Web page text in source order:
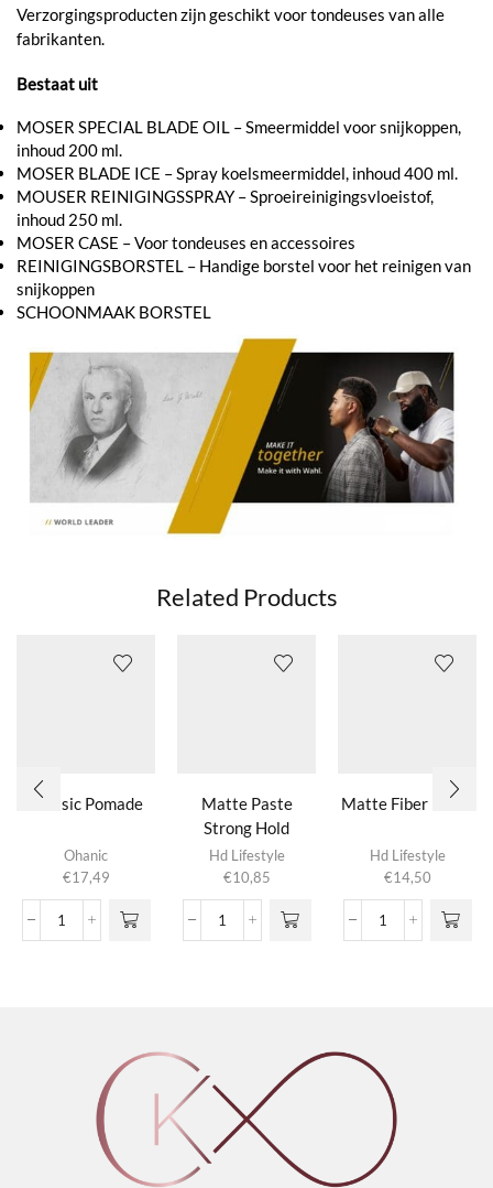
Verzorgingsproducten zijn geschikt voor tondeuses van alle
fabrikanten.
Bestaat uit
MOSER SPECIAL BLADE OIL – Smeermiddel voor snijkoppen,
inhoud 200 ml.
MOSER BLADE ICE – Spray koelsmeermiddel, inhoud 400 ml.
MOUSER REINIGINGSSPRAY – Sproeireinigingsvloeistof,
inhoud 250 ml.
MOSER CASE – Voor tondeuses en accessoires
REINIGINGSBORSTEL – Handige borstel voor het reinigen van
snijkoppen
SCHOONMAAK BORSTEL
Related Products
Classic Pomade
Ohanic
€17,49
Classic
Matte Paste
Strong Hold
Hd Lifestyle
€10,85
Matte
Matte Fiber Paste
Hd Lifestyle
€14,50
Matte